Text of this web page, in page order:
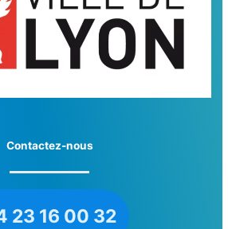
Contactez-nous
23 16 00 32